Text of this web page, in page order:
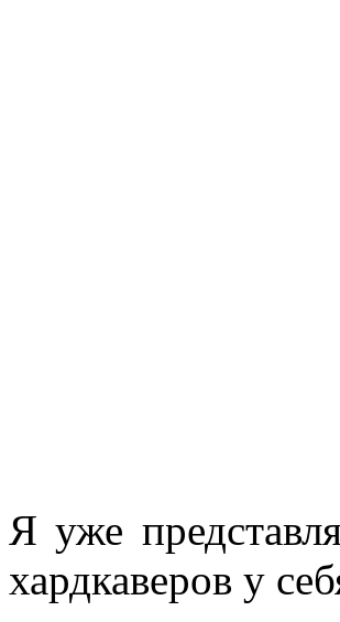
Я уже
хардкаверов у